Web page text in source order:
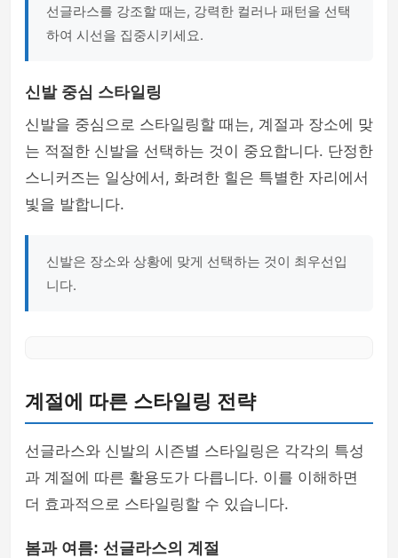
선글라스를 강조할 때는, 강력한 컬러나 패턴을 선택
하여 시선을 집중시키세요.
신발 중심 스타일링
신발을 중심으로 스타일링할 때는, 계절과 장소에 맞
는 적절한 신발을 선택하는 것이 중요합니다. 단정한
스니커즈는 일상에서, 화려한 힐은 특별한 자리에서
빛을 발합니다.
신발은 장소와 상황에 맞게 선택하는 것이 최우선입
니다.
계절에 따른 스타일링 전략
선글라스와 신발의 시즌별 스타일링은 각각의 특성
과 계절에 따른 활용도가 다릅니다. 이를 이해하면
더 효과적으로 스타일링할 수 있습니다.
봄과 여름: 선글라스의 계절